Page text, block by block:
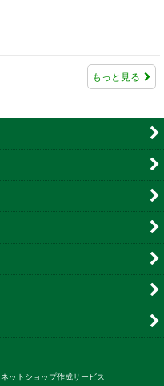
もっと見る
ネットショップ作成サービス